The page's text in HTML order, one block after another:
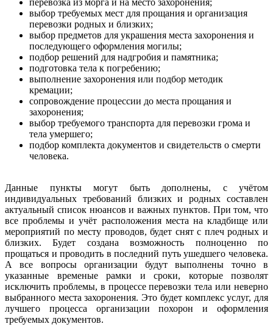
перевозка из морга и на место захоронения;
выбор требуемых мест для прощания и организация
перевозки родных и близких;
выбор предметов для украшения места захоронения и
последующего оформления могилы;
подбор решений для надгробия и памятника;
подготовка тела к погребению;
выполнение захоронения или подбор методик
кремации;
сопровождение процессии до места прощания и
захоронения;
выбор требуемого транспорта для перевозки грома и
тела умершего;
подбор комплекта документов и свидетельств о смерти
человека.
Данные пункты могут быть дополнены, с учётом
индивидуальных требований близких и родных составлен
актуальный список нюансов и важных пунктов. При том, что
все проблемы и учёт расположения места на кладбище или
мероприятий по месту проводов, будет снят с плеч родных и
близких. Будет создана возможность полноценно по
прощаться и проводить в последний путь ушедшего человека.
А все вопросы организации будут выполнены точно в
указанные временые рамки и сроки, которые позволят
исключить проблемы, в процессе перевозки тела или неверно
выбранного места захоронения. Это будет комплекс услуг, для
лучшего процесса организации похорон и оформления
требуемых документов.